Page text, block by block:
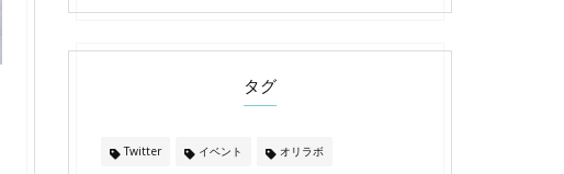
タグ
Twitter イベント オリラボ